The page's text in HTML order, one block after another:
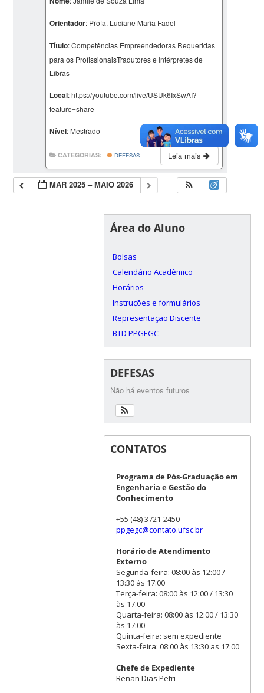
Orientador: Profa. Luciane Maria Fadel
Título: Competências Empreendedoras Requeridas
para os ProfissionaisTradutores e Intérpretes de
Libras
Local: https://youtube.com/live/USUk6IxSwAI?
feature=share
Nível: Mestrado
Leia mais
CATEGORIAS: DEFESAS
MAR 2025 – MAIO 2026
Área do Aluno
Bolsas
Calendário Acadêmico
Horários
Instruções e formulários
Representação Discente
BTD PPGEGC
DEFESAS
Não há eventos futuros
CONTATOS
Programa de Pós-Graduação em
Engenharia e Gestão do
Conhecimento
+55 (48) 3721-2450
ppgegc@contato.ufsc.br
Horário de Atendimento
Externo
Segunda-feira: 08:00 às 12:00 /
13:30 às 17:00
Terça-feira: 08:00 às 12:00 / 13:30
às 17:00
Quarta-feira: 08:00 às 12:00 / 13:30
às 17:00
Quinta-feira: sem expediente
Sexta-feira: 08:00 às 13:30 as 17:00
Chefe de Expediente
Renan Dias Petri